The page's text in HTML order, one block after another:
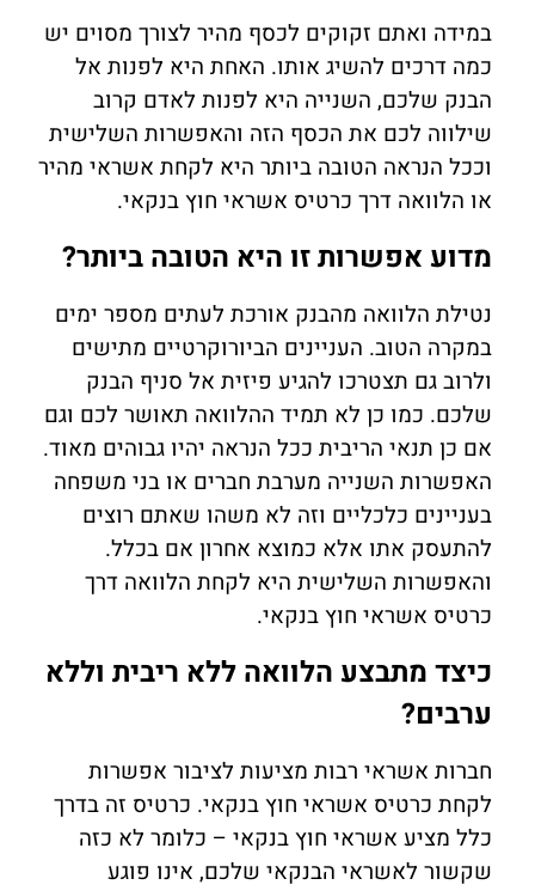
במידה ואתם זקוקים לכסף מהיר לצורך מסוים יש
כמה דרכים להשיג אותו. האחת היא לפנות אל
הבנק שלכם, השנייה היא לפנות לאדם קרוב
שילווה לכם את הכסף הזה והאפשרות השלישית
וככל הנראה הטובה ביותר היא לקחת אשראי מהיר
או הלוואה דרך כרטיס אשראי חוץ בנקאי.
מדוע אפשרות זו היא הטובה ביותר?
נטילת הלוואה מהבנק אורכת לעתים מספר ימים
במקרה הטוב. העניינים הביורוקרטיים מתישים
ולרוב גם תצטרכו להגיע פיזית אל סניף הבנק
שלכם. כמו כן לא תמיד ההלוואה תאושר לכם וגם
אם כן תנאי הריבית ככל הנראה יהיו גבוהים מאוד.
האפשרות השנייה מערבת חברים או בני משפחה
בעניינים כלכליים וזה לא משהו שאתם רוצים
להתעסק אתו אלא כמוצא אחרון אם בכלל.
והאפשרות השלישית היא לקחת הלוואה דרך
כרטיס אשראי חוץ בנקאי.
כיצד מתבצע הלוואה ללא ריבית וללא
ערבים?
חברות אשראי רבות מציעות לציבור אפשרות
לקחת כרטיס אשראי חוץ בנקאי. כרטיס זה בדרך
כלל מציע אשראי חוץ בנקאי – כלומר לא כזה
שקשור לאשראי הבנקאי שלכם, אינו פוגע